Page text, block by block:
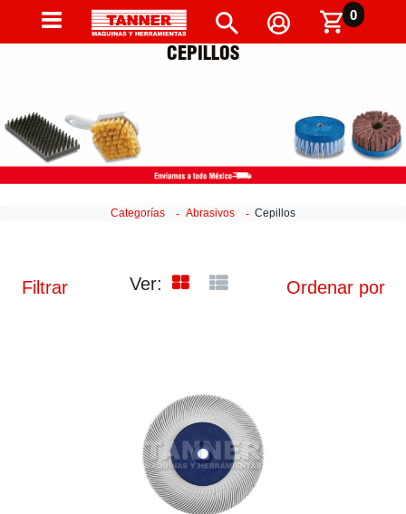
0
CEPILLOS
Categorías Abrasivos Cepillos
Ver: Ordenar por
Filtrar